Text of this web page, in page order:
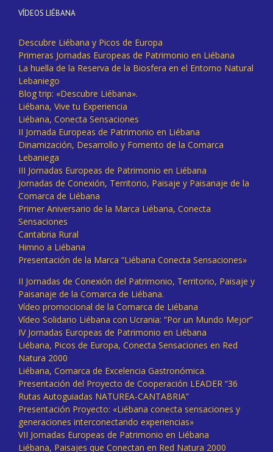
VÍDEOS LIÉBANA
Descubre Liébana y Picos de Europa
Primeras Jornadas Europeas de Patrimonio en Liébana
La huella de la Reserva de la Biosfera en el Entorno Natural
Lebaniego
Blog trip: «Descubre Liébana».
Liébana, Vive tu Experiencia
Liébana, Conecta Sensaciones
II Jornada Europeas de Patrimonio en Liébana
Dinamización, Desarrollo y Fomento de la Comarca
Lebaniega
III Jornadas Europeas de Patrimonio en Liébana
Jornadas de Conexión, Territorio, Paisaje y Paisanaje de la
Comarca de Liébana
Primer Aniversario de la Marca Liébana, Conecta
Sensaciones
Cantabria Rural
Himno a Liébana
Presentación de la Marca “Liébana Conecta Sensaciones»
II Jornadas de Conexión del Patrimonio, Territorio, Paisaje y
Paisanaje de la Comarca de Liébana.
Vídeo promocional de la Comarca de Liébana
Vídeo Solidario Liébana con Ucrania: “Por un Mundo Mejor”
IV Jornadas Europeas de Patrimonio en Liébana
Liébana, Picos de Europa, Conecta Sensaciones en Red
Natura 2000
Liébana, Comarca de Excelencia Gastronómica.
Presentación del Proyecto de Cooperación LEADER “36
Rutas Autoguiadas NATUREA-CANTABRIA”
Presentación Proyecto: «Liébana conecta sensaciones y
generaciones interconectando experiencias»
VII Jornadas Europeas de Patrimonio en Liébana
Liébana, Paisajes que Conectan en Red Natura 2000